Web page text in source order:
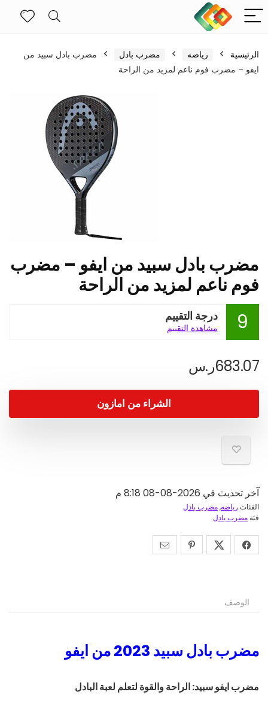
الرئيسية رياضه مضرب بادل
مضرب بادل سبيد من
ايفو – مضرب فوم ناعم لمزيد من الراحة
مضرب بادل سبيد من ايفو – مضرب
فوم ناعم لمزيد من الراحة
9 درجة التقييم
مشاهدة التقييم
683.07ر.س
الشراء من امازون
آخر تحديث في 2026-08-08 8:18 م
الفئات رياضه,مضرب بادل
فئة مضرب بادل
الوصف
مضرب بادل سبيد 2023 من ايفو
مضرب ايفو سبيد: الراحة والقوة لتعلم لعبة البادل